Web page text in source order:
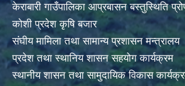
केराबारी गाउँपालिका आप्रबासन बस्तुस्थिति
कोशी प्रदेश कृषि बजार
संघीय मामिला तथा सामान्य प्रशासन मन्त्रालय
प्रदेश तथा स्थानिय शासन सहयोग कार्यक्रम
स्थानीय शासन तथा सामुदायिक विकास